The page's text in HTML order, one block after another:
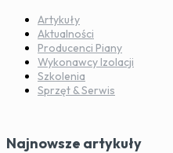
Artykuły
Aktualności
Producenci Piany
Wykonawcy Izolacji
Szkolenia
Sprzęt & Serwis
Najnowsze artykuły